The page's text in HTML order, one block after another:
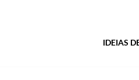
IDEIAS